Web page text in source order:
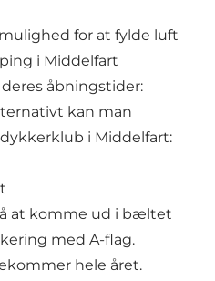
for at fylde luft
i Middelfart
åbningstider:
kan man
i Middelfart:
at komme ud i bæltet
med A-flag.
hele året.